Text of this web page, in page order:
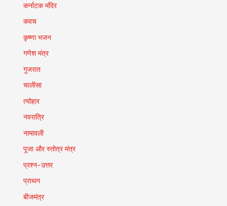
कर्नाटक मंदिर
कवच
कृष्णा भजन
गणेश मंत्र
गुजरात
चालीसा
त्योहार
नवरात्रि
नामावली
पूजा और स्तोत्र मंत्र
प्रश्न-उत्तर
प्राथन
बीजमंत्र